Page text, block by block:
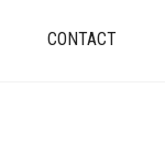
CONTACT